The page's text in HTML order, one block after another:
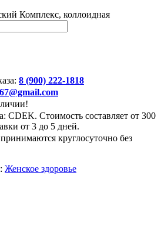
Комплекс, коллоидная
8 (900) 222-1818
CDEK. Стоимость составляет от 300
от 3 до 5 дней.
круглосуточно без
Женское здоровье